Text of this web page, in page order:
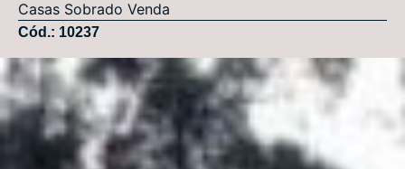
Casas Sobrado Venda
Cód.: 10237